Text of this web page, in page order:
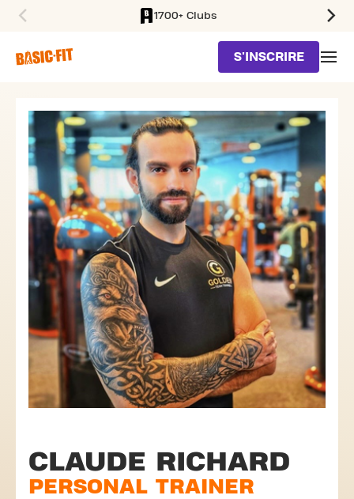
1700+ Clubs
S'INSCRIRE
CLAUDE RICHARD
PERSONAL TRAINER